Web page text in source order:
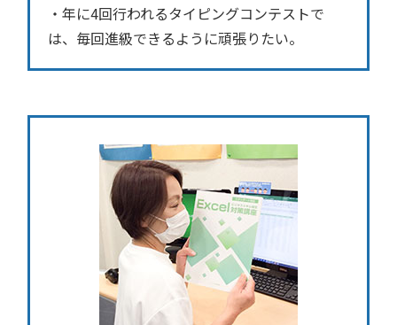
・年に4回行われるタイピングコンテストで
は、毎回進級できるように頑張りたい。